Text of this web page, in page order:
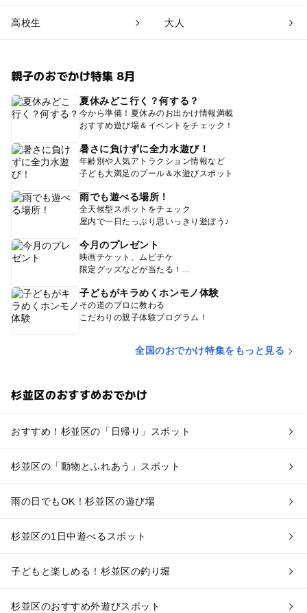
高校生 大人
親子のおでかけ特集 8月
夏休みどこ行く？何する？
今から準備！夏休みのお出かけ情報満載
おすすめ遊び場＆イベントをチェック！
暑さに負けずに全力水遊び！
年齢別や人気アトラクション情報など
子ども大満足のプール＆水遊びスポット
雨でも遊べる場所！
全天候型スポットをチェック
屋内で一日たっぷり思いっきり遊ぼう♪
今月のプレゼント
映画チケット、ムビチケ
限定グッズなどが当たる！
子どもがキラめくホンモノ体験
その道のプロに教わる
こだわりの親子体験プログラム！
全国のおでかけ特集をもっと見る
杉並区のおすすめおでかけ
おすすめ！杉並区の「日帰り」スポット
杉並区の「動物とふれあう」スポット
雨の日でもOK！杉並区の遊び場
杉並区の1日中遊べるスポット
子どもと楽しめる！杉並区の釣り堀
杉並区のおすすめ外遊びスポット